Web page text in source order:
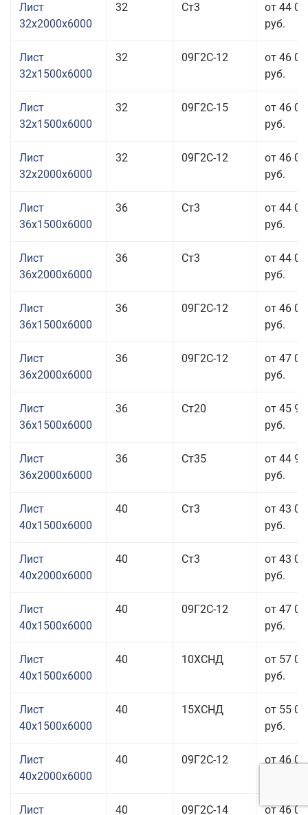
Лист
32x2000x6000
32 Ст3
от 44
руб.
Лист
32x1500x6000
32 09Г2С-12
от 46
руб.
Лист
32x1500x6000
32 09Г2С-15
от 46
руб.
Лист
32x2000x6000
32 09Г2С-12
от 46
руб.
Лист
36x1500x6000
36 Ст3
от 44
руб.
Лист
36x2000x6000
36 Ст3
от 44
руб.
Лист
36x1500x6000
36 09Г2С-12
от 46
руб.
Лист
36x2000x6000
36 09Г2С-12
от 47
руб.
Лист
36x1500x6000
36 Ст20
от 45
руб.
Лист
36x2000x6000
36 Ст35
от 44
руб.
Лист
40x1500x6000
40 Ст3
от 43
руб.
Лист
40x2000x6000
40 Ст3
от 43
руб.
Лист
40x1500x6000
40 09Г2С-12
от 47
руб.
Лист
40x1500x6000
40 10ХСНД
от 57
руб.
Лист
40x1500x6000
40 15ХСНД
от 55
руб.
Лист
40x2000x6000
40 09Г2С-12
от 46
Лист 40 09Г2С-14 от 46